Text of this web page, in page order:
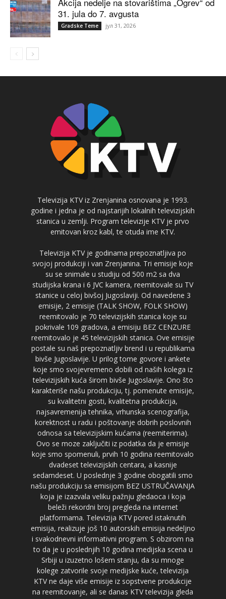
31. jula do 7. avgusta
Gradske Teme јул 31, 2026
Televizija KTV iz Zrenjanina osnovana je 1993.
godine i jedna je od najstarijih lokalnih televizijskih
stanica u zemlji. Program televizije KTV je prvo
emitovan kroz kabl, te otuda ime KTV.
Televizija KTV je godinama prepoznatljiva po
svojoj produkciji i van Zrenjanina. Tri emisije koje
su se snimale u studiju od 500 m2 sa dva
studijska krana i 6 JVC kamera, reemitovale su TV
stanice u celoj bivšoj Jugoslaviji. Od navedene 3
emisije, 2 emisije (TALK SHOW, FOLK SHOW)
reemitovalo je 70 televizijskih stanica koje su
pokrivale 109 gradova, a emisiju BEZ CENZURE
reemitovalo je 45 televizijskih stanica. Ove emisije
postale su naš prepoznatljiv brend i u republikama
bivše Jugoslavije. U prilog tome govore i ankete
koje smo svojevremeno dobili od naših kolega iz
televizijskih kuća širom bivše Jugoslavije. Ono što
karakteriše našu produkciju, tj. pomenute emisije,
su kvalitetni gosti, kvalitetna produkcija,
najsavremenija tehnika, vrhunska scenografija,
korektnost u radu i poštovanje dobrih poslovnih
odnosa sa televizijskim kućama (reemiterima).
Ovo se moze zaključiti iz podatka da je emisije
koje smo spomenuli, prvih 10 godina reemitovalo
dvadeset televizijskih centara, a kasnije
sedamdeset. U poslednje 3 godine obogatili smo
našu produkciju sa emisijom BEZ USTRUČAVANJA
koja je izazvala veliku pažnju gledaoca i koja
beleži rekordni broj pregleda na internet
platformama. Televizija KTV pored istaknutih
emisija, realizuje još 10 autorskih emisija nedeljno
i svakodnevni informativni program. S obzirom na
to da je u poslednjih 10 godina medijska scena u
Srbiji u izuzetno lošem stanju, da su mnoge
kolege zatvorile svoje medijske kuće, televizija
KTV ne daje više emisije iz sopstvene produkcije
na reemitovanje, ali se danas KTV televizija gleda